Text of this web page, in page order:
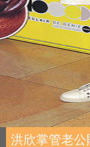
洪欣掌管老公